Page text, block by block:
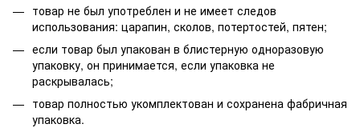
товар не был употреблен и не имеет следов
использования: царапин, сколов, потертостей, пятен;
если товар был упакован в блистерную одноразовую
упаковку, он принимается, если упаковка не
раскрывалась;
товар полностью укомплектован и сохранена фабричная
упаковка.